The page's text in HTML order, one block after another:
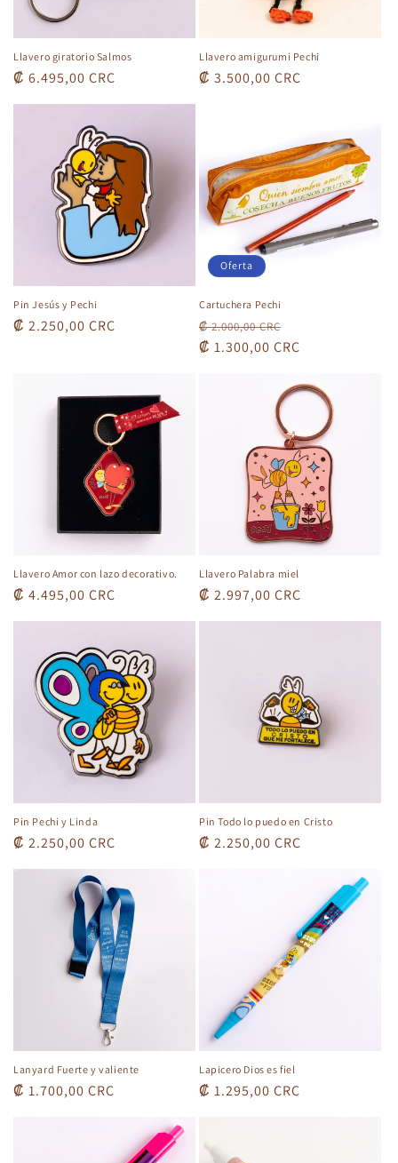
Llavero giratorio Salmos
Precio
₡ 6.495,00 CRC
Llavero amigurumi Pechi
Precio
₡ 3.500,00 CRC
Pin Jesús y Pechi
Precio
₡ 2.250,00 CRC
Oferta
Cartuchera Pechi
Precio
habitual
₡ 2.000,00 CRC
de
₡ 1.300,00 CRC
Llavero Amor con lazo decorativo.
Precio
₡ 4.495,00 CRC
Llavero Palabra miel
Precio
₡ 2.997,00 CRC
Pin Pechi y Linda
Precio
₡ 2.250,00 CRC
Pin Todo lo puedo en Cristo
Precio
₡ 2.250,00 CRC
Lanyard Fuerte y valiente
Precio
₡ 1.700,00 CRC
Lapicero Dios es fiel
Precio
₡ 1.295,00 CRC